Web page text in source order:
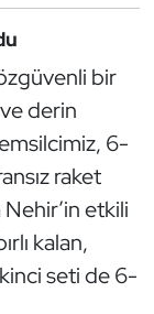
bir
derin
6-
raket
etkili
kalan,
seti de 6-